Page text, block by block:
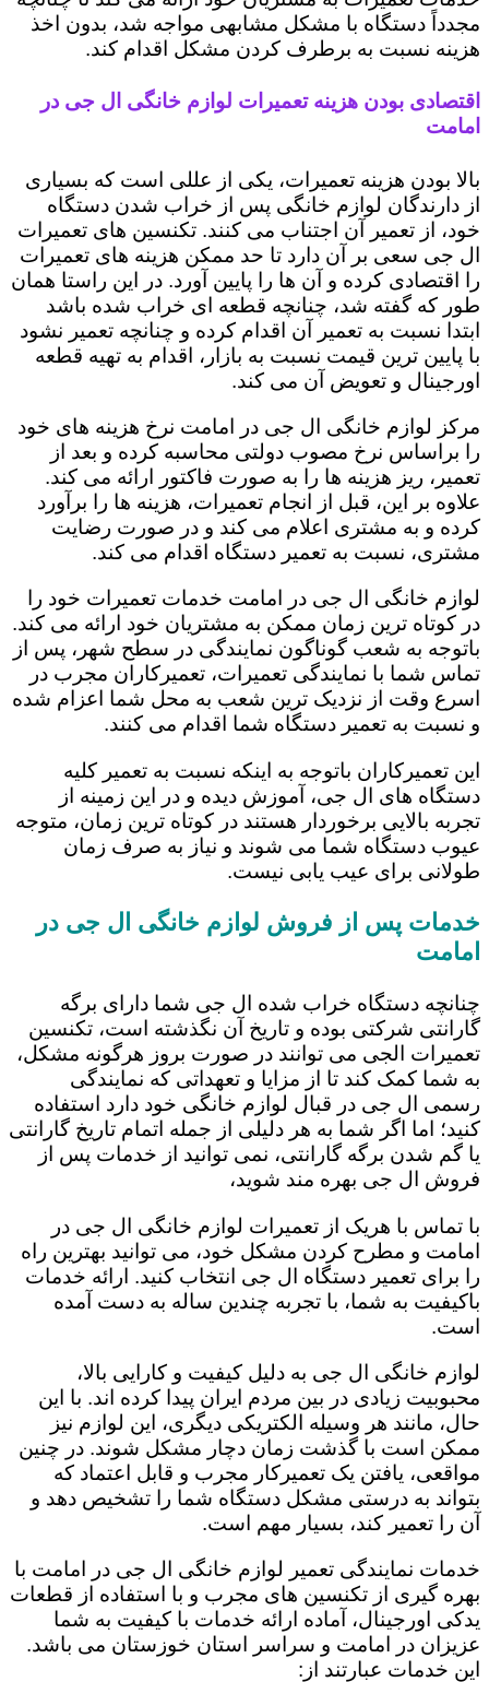
مجدداً دستگاه با مشکل مشابهی مواجه شد، بدون اخذ
هزینه نسبت به برطرف کردن مشکل اقدام کند.
اقتصادی بودن هزینه تعمیرات لوازم خانگی ال جی در
امامت
بالا بودن هزینه تعمیرات، یکی از عللی است که بسیاری
از دارندگان لوازم خانگی پس از خراب شدن دستگاه
خود، از تعمیر آن اجتناب می کنند. تکنسین های تعمیرات
ال جی سعی بر آن دارد تا حد ممکن هزینه های تعمیرات
را اقتصادی کرده و آن ها را پایین آورد. در این راستا همان
طور که گفته شد، چنانچه قطعه ای خراب شده باشد
ابتدا نسبت به تعمیر آن اقدام کرده و چنانچه تعمیر نشود
با پایین ترین قیمت نسبت به بازار، اقدام به تهیه قطعه
اورجینال و تعویض آن می کند.
مرکز لوازم خانگی ال جی در امامت نرخ هزینه های خود
را براساس نرخ مصوب دولتی محاسبه کرده و بعد از
تعمیر، ریز هزینه ها را به صورت فاکتور ارائه می کند.
علاوه بر این، قبل از انجام تعمیرات، هزینه ها را برآورد
کرده و به مشتری اعلام می کند و در صورت رضایت
مشتری، نسبت به تعمیر دستگاه اقدام می کند.
لوازم خانگی ال جی در امامت خدمات تعمیرات خود را
در کوتاه ترین زمان ممکن به مشتریان خود ارائه می کند.
باتوجه به شعب گوناگون نمایندگی در سطح شهر، پس از
تماس شما با نمایندگی تعمیرات، تعمیرکاران مجرب در
اسرع وقت از نزدیک ترین شعب به محل شما اعزام شده
و نسبت به تعمیر دستگاه شما اقدام می کنند.
این تعمیرکاران باتوجه به اینکه نسبت به تعمیر کلیه
دستگاه های ال جی، آموزش دیده و در این زمینه از
تجربه بالایی برخوردار هستند در کوتاه ترین زمان، متوجه
عیوب دستگاه شما می شوند و نیاز به صرف زمان
طولانی برای عیب یابی نیست.
خدمات پس از فروش لوازم خانگی ال جی در
امامت
چنانچه دستگاه خراب شده ال جی شما دارای برگه
گارانتی شرکتی بوده و تاریخ آن نگذشته است، تکنسین
تعمیرات الجی می توانند در صورت بروز هرگونه مشکل،
به شما کمک کند تا از مزایا و تعهداتی که نمایندگی
رسمی ال جی در قبال لوازم خانگی خود دارد استفاده
کنید؛ اما اگر شما به هر دلیلی از جمله اتمام تاریخ گارانتی
یا گم شدن برگه گارانتی، نمی توانید از خدمات پس از
فروش ال جی بهره مند شوید،
با تماس با هریک از تعمیرات لوازم خانگی ال جی در
امامت و مطرح کردن مشکل خود، می توانید بهترین راه
را برای تعمیر دستگاه ال جی انتخاب کنید. ارائه خدمات
باکیفیت به شما، با تجربه چندین ساله به دست آمده
است.
لوازم خانگی ال جی به دلیل کیفیت و کارایی بالا،
محبوبیت زیادی در بین مردم ایران پیدا کرده اند. با این
حال، مانند هر وسیله الکتریکی دیگری، این لوازم نیز
ممکن است با گذشت زمان دچار مشکل شوند. در چنین
مواقعی، یافتن یک تعمیرکار مجرب و قابل اعتماد که
بتواند به درستی مشکل دستگاه شما را تشخیص دهد و
آن را تعمیر کند، بسیار مهم است.
خدمات نمایندگی تعمیر لوازم خانگی ال جی در امامت با
بهره گیری از تکنسین های مجرب و با استفاده از قطعات
یدکی اورجینال، آماده ارائه خدمات با کیفیت به شما
عزیزان در امامت و سراسر استان خوزستان می باشد.
این خدمات عبارتند از: